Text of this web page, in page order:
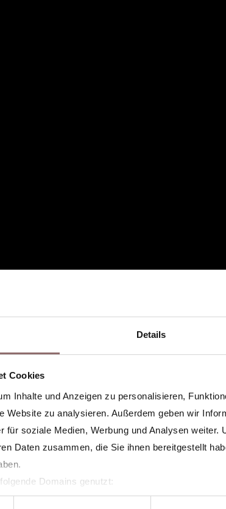
Details
Cookies
Inhalte und Anzeigen zu personalisieren,
Website zu analysieren. Außerdem geben wir
für soziale Medien, Werbung und Analysen weiter.
Daten zusammen, die Sie ihnen bereitgestellt
Domains genutzt: